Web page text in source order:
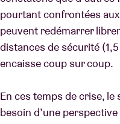
pourtant confrontées
peuvent redémarrer
distances de sécurité
encaisse coup sur coup.
En ces temps de crise,
besoin d’une